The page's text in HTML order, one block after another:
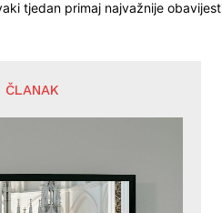
tjedan primaj najvažnije
ČLANAK